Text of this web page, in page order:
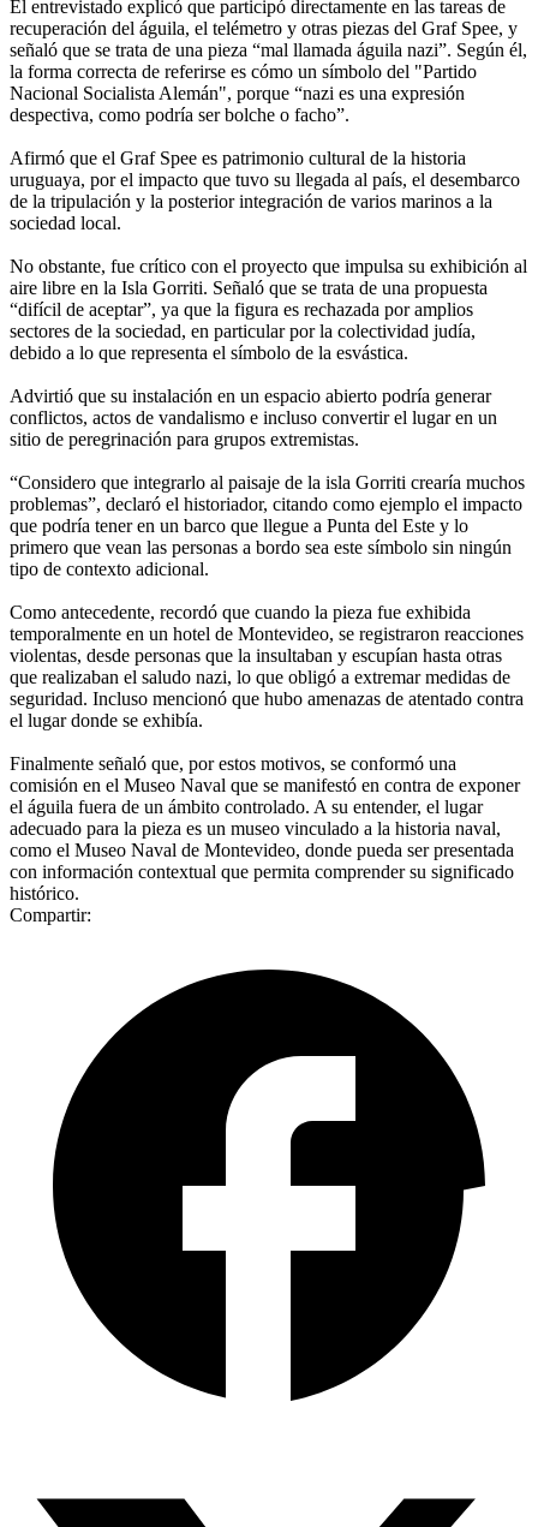
El entrevistado explicó que participó directamente en las tareas de
recuperación del águila, el telémetro y otras piezas del Graf Spee, y
señaló que se trata de una pieza “mal llamada águila nazi”. Según él,
la forma correcta de referirse es cómo un símbolo del "Partido
Nacional Socialista Alemán", porque “nazi es una expresión
despectiva, como podría ser bolche o facho”.
Afirmó que el Graf Spee es patrimonio cultural de la historia
uruguaya, por el impacto que tuvo su llegada al país, el desembarco
de la tripulación y la posterior integración de varios marinos a la
sociedad local.
No obstante, fue crítico con el proyecto que impulsa su exhibición al
aire libre en la Isla Gorriti. Señaló que se trata de una propuesta
“difícil de aceptar”, ya que la figura es rechazada por amplios
sectores de la sociedad, en particular por la colectividad judía,
debido a lo que representa el símbolo de la esvástica.
Advirtió que su instalación en un espacio abierto podría generar
conflictos, actos de vandalismo e incluso convertir el lugar en un
sitio de peregrinación para grupos extremistas.
“Considero que integrarlo al paisaje de la isla Gorriti crearía muchos
problemas”, declaró el historiador, citando como ejemplo el impacto
que podría tener en un barco que llegue a Punta del Este y lo
primero que vean las personas a bordo sea este símbolo sin ningún
tipo de contexto adicional.
Como antecedente, recordó que cuando la pieza fue exhibida
temporalmente en un hotel de Montevideo, se registraron reacciones
violentas, desde personas que la insultaban y escupían hasta otras
que realizaban el saludo nazi, lo que obligó a extremar medidas de
seguridad. Incluso mencionó que hubo amenazas de atentado contra
el lugar donde se exhibía.
Finalmente señaló que, por estos motivos, se conformó una
comisión en el Museo Naval que se manifestó en contra de exponer
el águila fuera de un ámbito controlado. A su entender, el lugar
adecuado para la pieza es un museo vinculado a la historia naval,
como el Museo Naval de Montevideo, donde pueda ser presentada
con información contextual que permita comprender su significado
histórico.
Compartir: